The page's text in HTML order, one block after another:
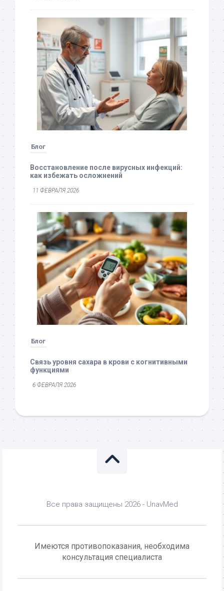
Блог
Восстановление после вирусных инфекций:
как избежать осложнений
11 ФЕВРАЛЯ 2026
Блог
Связь уровня сахара в крови с когнитивными
функциями
6 ФЕВРАЛЯ 2026
Все права защищены 2026 - UnavMed
Имеются противопоказания, необходима
консультация специалиста